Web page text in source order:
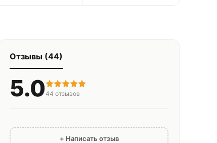
Отзывы (44)
5.044 отзывов
+ Написать отзыв